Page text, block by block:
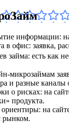
информации:
в офис: заявка,
займа: есть как
и разные
о рисках: на
продукта.
на
рынком.